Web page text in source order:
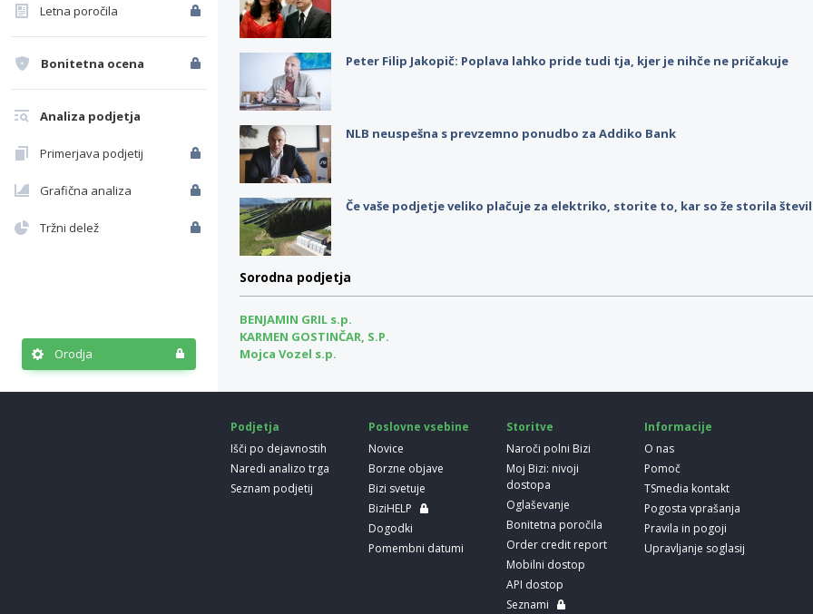
Letna poročila
Bonitetna ocena
Analiza podjetja
Primerjava podjetij
Grafična analiza
Tržni delež
Orodja
Peter Filip Jakopič: Poplava lahko pride tudi tja, kjer je nihče ne pričakuje
NLB neuspešna s prevzemno ponudbo za Addiko Bank
Če vaše podjetje veliko plačuje za elektriko, storite to, kar so že storila
Sorodna podjetja
BENJAMIN GRIL s.p.
KARMEN GOSTINČAR, S.P.
Mojca Vozel s.p.
Podjetja
Išči po dejavnostih
Naredi analizo trga
Seznam podjetij
Poslovne vsebine
Novice
Borzne objave
Bizi svetuje
BiziHELP
Dogodki
Pomembni datumi
Storitve
Naroči polni Bizi
Moj Bizi: nivoji
dostopa
Oglaševanje
Bonitetna poročila
Order credit report
Mobilni dostop
API dostop
Seznami
Informacije
O nas
Pomoč
TSmedia kontakt
Pogosta vprašanja
Pravila in pogoji
Upravljanje soglasij